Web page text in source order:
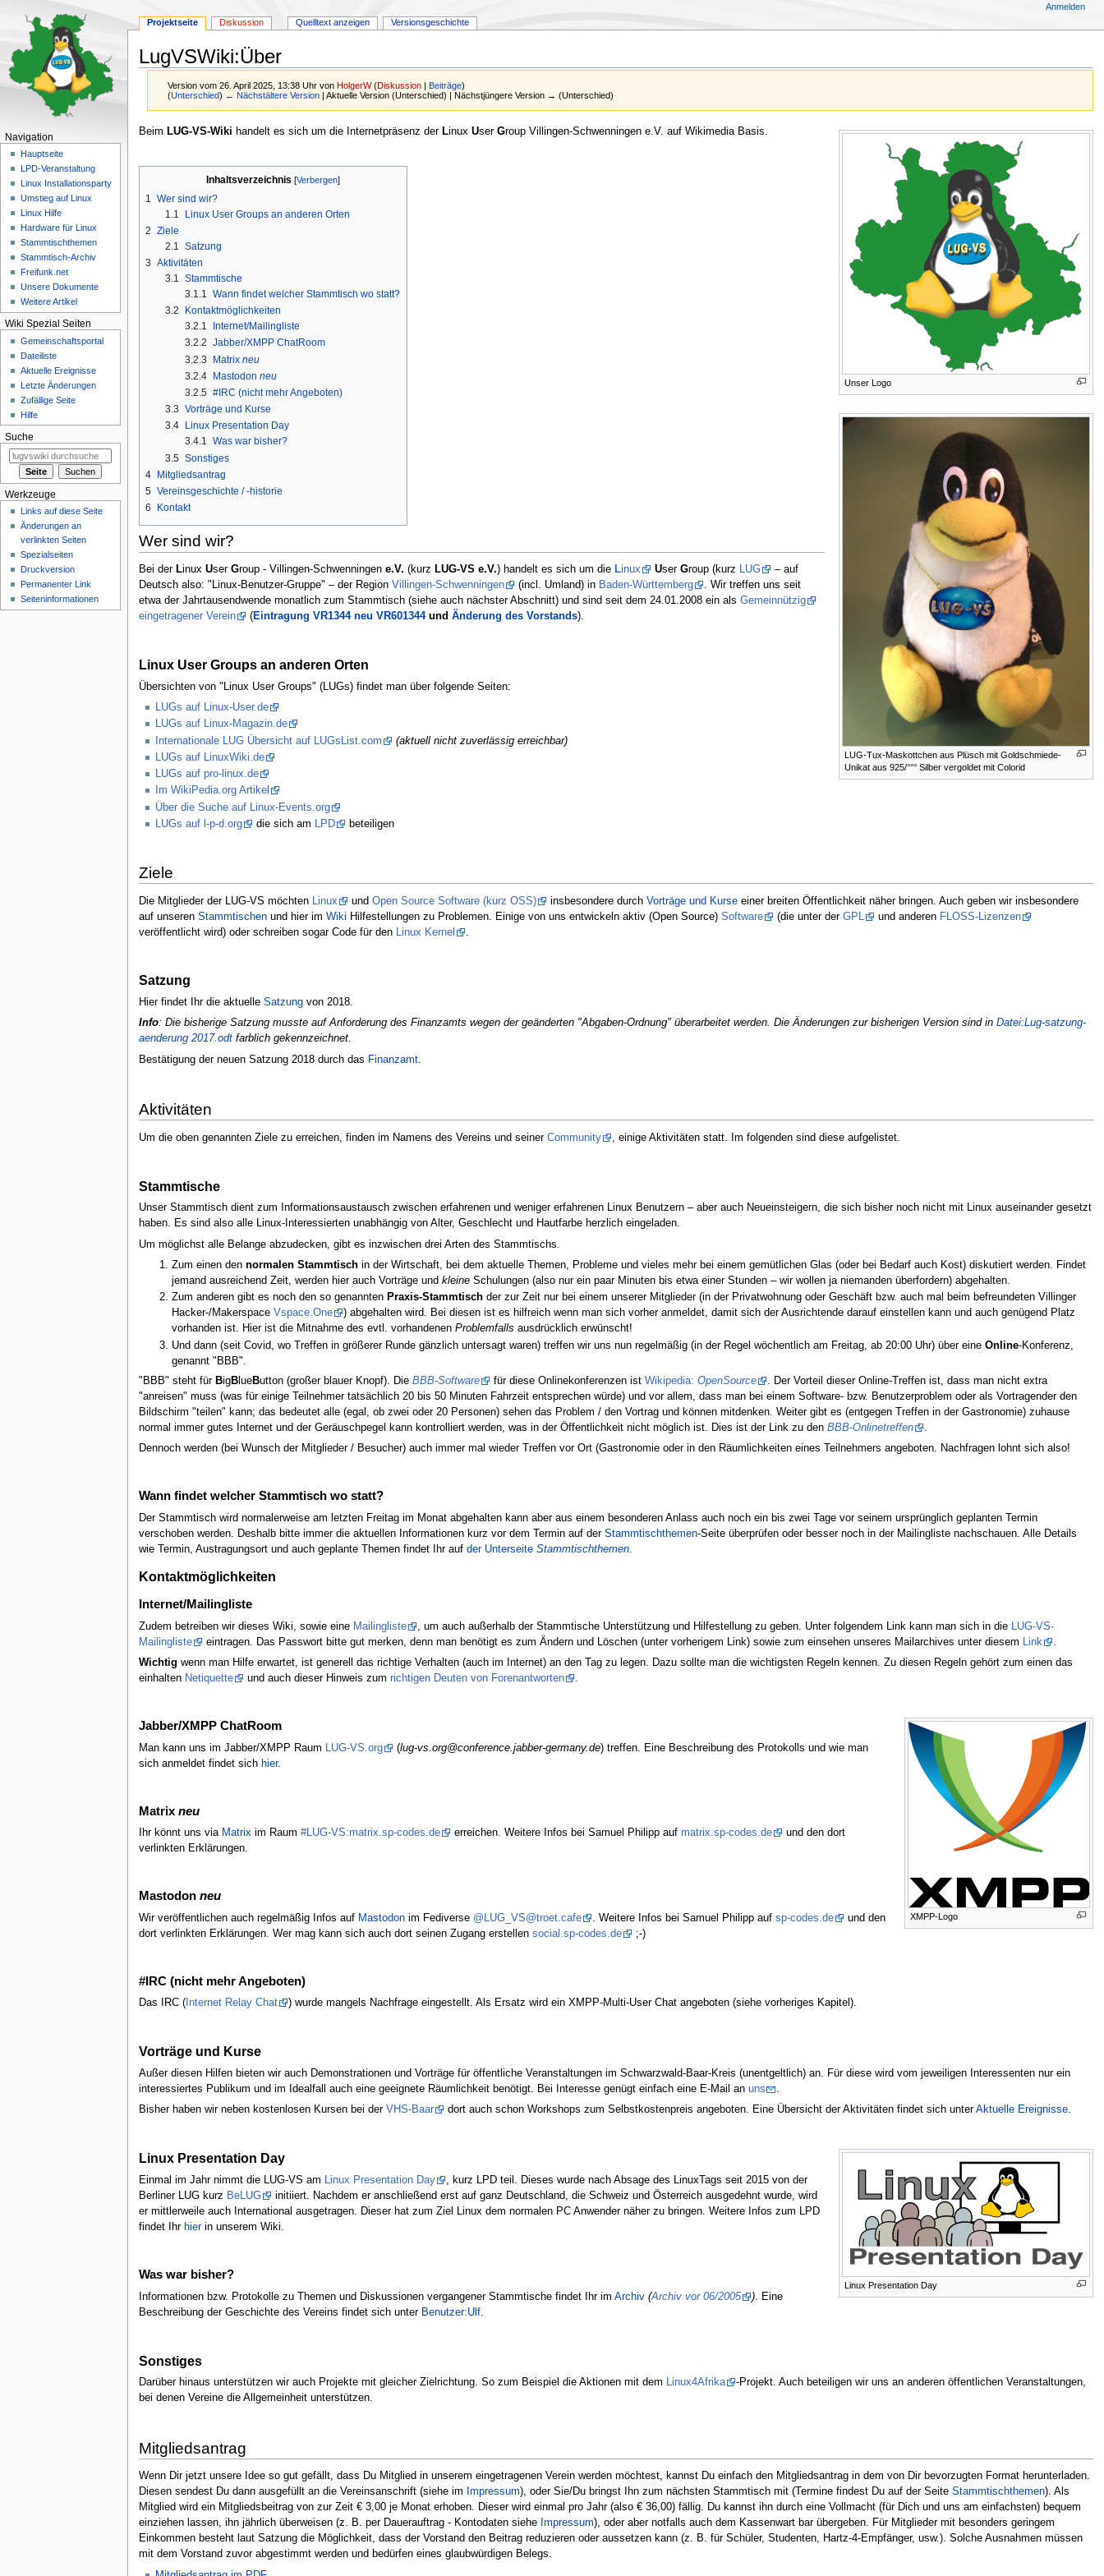
LugVSWiki:Über
Version vom 26. April 2025, 13:38 Uhr von HolgerW (Diskussion Beiträge)
(Unterschied) ← Nächstältere Version | Aktuelle Version (Unterschied) | Nächstjüngere Version → (Unterschied)
Zur
Zur
Unser Logo
Beim LUG-VS-Wiki handelt es sich um die Internetpräsenz der Linux User Group Villingen-Schwenningen e.V. auf Wikimedia Basis.
LUG-Tux-Maskottchen aus Plüsch mit Goldschmiede-
Unikat aus 925/°°° Silber vergoldet mit Colorid
Inhaltsverzeichnis
1
Wer sind wir?
1.1
Linux User Groups an anderen Orten
2 Ziele
2.1
Satzung
3 Aktivitäten
3.1 Stammtische
3.1.1 Wann findet welcher Stammtisch wo statt?
3.2
Kontaktmöglichkeiten
3.2.1
Internet/Mailingliste
3.2.2 Jabber/XMPP ChatRoom
3.2.3
Matrix neu
3.2.4 Mastodon neu
3.2.5 #IRC (nicht mehr Angeboten)
3.3 Vorträge und Kurse
3.4
Linux Presentation Day
3.4.1 Was war bisher?
3.5 Sonstiges
4 Mitgliedsantrag
5 Vereinsgeschichte / -historie
6
Kontakt
Wer sind wir?
Bei der Linux User Group - Villingen-Schwenningen e.V. (kurz LUG-VS e.V.) handelt es sich um die Linux User Group (kurz LUG
– auf
Deutsch also: "Linux-Benutzer-Gruppe" – der Region Villingen-Schwenningen (incl. Umland) in Baden-Württemberg
. Wir treffen uns seit
etwa der Jahrtausendwende monatlich zum Stammtisch (siehe auch nächster Abschnitt) und sind seit dem 24.01.2008 ein als Gemeinnützig
eingetragener Verein
(Eintragung VR1344 neu VR601344und Änderung des Vorstands).
Linux User Groups an anderen Orten
Übersichten von "Linux User Groups" (LUGs) findet man über folgende Seiten:
LUGs auf Linux-User.de
LUGs auf Linux-Magazin.de
Internationale LUG Übersicht auf LUGsList.com
(aktuell nicht zuverlässig erreichbar)
LUGs auf LinuxWiki.de
LUGs auf pro-linux.de
Im WikiPedia.org Artikel
Über die Suche auf Linux-Events.org
LUGs auf l-p-d.org
die sich am LPD beteiligen
Ziele
Die Mitglieder der LUG-VS möchten Linux und Open Source Software (kurz OSS) insbesondere durch Vorträge und Kurseeiner breiten Öffentlichkeit näher bringen. Auch geben wir insbesondere
auf unseren Stammtischenund hier im Wiki Hilfestellungen zu Problemen. Einige von uns entwickeln aktiv (Open Source) Software (die unter der GPL und anderen FLOSS-Lizenzen
veröffentlicht wird) oder schreiben sogar Code für den
Linux Kernel
Satzung
Hier findet Ihr die aktuelle Satzungvon 2018.
Info: Die bisherige Satzung musste auf Anforderung des Finanzamts wegen der geänderten "Abgaben-Ordnung" überarbeitet werden. Die Änderungen zur bisherigen Version sind in Datei:Lug-satzung-
aenderung 2017.odtfarblich gekennzeichnet.
Bestätigung der neuen Satzung 2018 durch das Finanzamt.
Aktivitäten
Um die oben genannten Ziele zu erreichen, finden im Namens des Vereins und seiner Community , einige Aktivitäten statt. Im folgenden sind diese aufgelistet.
Stammtische
Unser Stammtisch dient zum Informationsaustausch zwischen erfahrenen und weniger erfahrenen Linux Benutzern – aber auch Neueinsteigern, die sich bisher noch nicht mit Linux auseinander gesetzt
haben. Es sind also alle Linux-Interessierten unabhängig von Alter, Geschlecht und Hautfarbe herzlich eingeladen.
Um möglichst alle Belange abzudecken, gibt es inzwischen drei Arten des Stammtischs.
Zum einen dennormalen Stammtisch in der Wirtschaft, bei dem aktuelle Themen, Probleme und vieles mehr bei einem gemütlichen Glas (oder bei Bedarf auch Kost) diskutiert werden. Findet
jemand ausreichend Zeit, werden hier auch Vorträge undkleine Schulungen (also nur ein paar Minuten bis etwa einer Stunden – wir wollen ja niemanden überfordern) abgehalten.
Zum anderen gibt es noch den so genannten Praxis-Stammtisch der zur Zeit nur bei einem unserer Mitglieder (in der Privatwohnung oder Geschäft bzw. auch mal beim befreundeten Villinger
Hacker-/MakerspaceVspace.One
) abgehalten wird. Bei diesen ist es hilfreich wenn man sich vorher anmeldet, damit sich der Ausrichtende darauf einstellen kann und auch genügend Platz
vorhanden ist. Hier ist die Mitnahme des evtl. vorhandenenProblemfalls ausdrücklich erwünscht!
Und dann (seit Covid, wo Treffen in größerer Runde gänzlich untersagt waren) treffen wir uns nun regelmäßig (in der Regel wöchentlich am Freitag, ab 20:00 Uhr) über eineOnline-Konferenz,
genannt "BBB".
"BBB" steht für BigBlueButton (großer blauer Knopf). Die BBB-Software für diese Onlinekonferenzen ist Wikipedia: OpenSource
. Der Vorteil dieser Online-Treffen ist, dass man nicht extra
"anreisen" muss (was für einige Teilnehmer tatsächlich 20 bis 50 Minuten Fahrzeit entsprechen würde) und vor allem, dass man bei einem Software- bzw. Benutzerproblem oder als Vortragender den
Bildschirm "teilen" kann; das bedeutet alle (egal, ob zwei oder 20 Personen) sehen das Problem / den Vortrag und können mitdenken. Weiter gibt es (entgegen Treffen in der Gastronomie) zuhause
normal immer gutes Internet und der Geräuschpegel kann kontrolliert werden, was in der Öffentlichkeit nicht möglich ist. Dies ist der Link zu den BBB-Onlinetreffen
Dennoch werden (bei Wunsch der Mitglieder / Besucher) auch immer mal wieder Treffen vor Ort (Gastronomie oder in den Räumlichkeiten eines Teilnehmers angeboten. Nachfragen lohnt sich also!
Wann findet welcher Stammtisch wo statt?
Der Stammtisch wird normalerweise am letzten Freitag im Monat abgehalten kann aber aus einem besonderen Anlass auch noch ein bis zwei Tage vor seinem ursprünglich geplanten Termin
verschoben werden. Deshalb bitte immer die aktuellen Informationen kurz vor dem Termin auf der Stammtischthemen-Seite überprüfen oder besser noch in der Mailingliste nachschauen. Alle Details
wie Termin, Austragungsort und auch geplante Themen findet Ihr auf der Unterseite Stammtischthemen.
Kontaktmöglichkeiten
Internet/Mailingliste
Zudem betreiben wir dieses Wiki, sowie eine Mailingliste , um auch außerhalb der Stammtische Unterstützung und Hilfestellung zu geben. Unter folgendem Link kann man sich in die
LUG-VS-
Mailingliste
eintragen. Das Passwort bitte gut merken, denn man benötigt es zum Ändern und Löschen (unter vorherigem Link) sowie zum einsehen unseres Mailarchives unter diesem Link
Wichtig wenn man Hilfe erwartet, ist generell das richtige Verhalten (auch im Internet) an den Tag zu legen. Dazu sollte man die wichtigsten Regeln kennen. Zu diesen Regeln gehört zum einen das
einhalten Netiquette und auch dieser Hinweis zum richtigen Deuten von Forenantworten .
XMPP-Logo
Jabber/XMPP ChatRoom
Man kann uns im Jabber/XMPP Raum LUG-VS.org (lug-vs.org@conference.jabber-germany.de) treffen. Eine Beschreibung des Protokolls und wie man
sich anmeldet findet sich hier.
Matrix neu
Ihr könnt uns via Matrixim Raum #LUG-VS:matrix.sp-codes.de erreichen. Weitere Infos bei Samuel Philipp auf matrix.sp-codes.de
und den dort
verlinkten Erklärungen.
Mastodon neu
Wir veröffentlichen auch regelmäßig Infos auf Mastodonim Fediverse @LUG_VS@troet.cafe . Weitere Infos bei Samuel Philipp auf sp-codes.de
und den
dort verlinkten Erklärungen. Wer mag kann sich auch dort seinen Zugang erstellen social.sp-codes.de ;-)
#IRC (nicht mehr Angeboten)
Das IRC (Internet Relay Chat ) wurde mangels Nachfrage eingestellt. Als Ersatz wird ein XMPP-Multi-User Chat angeboten (siehe vorheriges Kapitel).
Vorträge und Kurse
Außer diesen Hilfen bieten wir auch Demonstrationen und Vorträge für öffentliche Veranstaltungen im Schwarzwald-Baar-Kreis (unentgeltlich) an. Für diese wird vom jeweiligen Interessenten nur ein
interessiertes Publikum und im Idealfall auch eine geeignete Räumlichkeit benötigt. Bei Interesse genügt einfach eine E-Mail an uns
.
Bisher haben wir neben kostenlosen Kursen bei der VHS-Baar dort auch schon Workshops zum Selbstkostenpreis angeboten. Eine Übersicht der Aktivitäten findet sich unterAktuelle Ereignisse.
Linux Presentation Day
Linux Presentation Day
Einmal im Jahr nimmt die LUG-VS am Linux Presentation Day
, kurz LPD teil. Dieses wurde nach Absage des LinuxTags seit 2015 von der
Berliner LUG kurz BeLUG
initiiert. Nachdem er anschließend erst auf ganz Deutschland, die Schweiz und Österreich ausgedehnt wurde, wird
er mittlerweile auch International ausgetragen. Dieser hat zum Ziel Linux dem normalen PC Anwender näher zu bringen. Weitere Infos zum LPD
findet Ihr hierin unserem Wiki.
Was war bisher?
Informationen bzw. Protokolle zu Themen und Diskussionen vergangener Stammtische findet Ihr im Archiv (Archiv vor 06/2005 ). Eine
Beschreibung der Geschichte des Vereins findet sich unter Benutzer:Ulf.
Sonstiges
Darüber hinaus unterstützen wir auch Projekte mit gleicher Zielrichtung. So zum Beispiel die Aktionen mit dem Linux4Afrika
-Projekt. Auch beteiligen wir uns an anderen öffentlichen Veranstaltungen,
bei denen Vereine die Allgemeinheit unterstützen.
Mitgliedsantrag
Wenn Dir jetzt unsere Idee so gut gefällt, dass Du Mitglied in unserem eingetragenen Verein werden möchtest, kannst Du einfach den Mitgliedsantrag in dem von Dir bevorzugten Format herunterladen.
Diesen sendest Du dann ausgefüllt an die Vereinsanschrift (siehe im
Impressum), oder Sie/Du bringst Ihn zum nächsten Stammtisch mit (Termine findest Du auf der Seite Stammtischthemen). Als
Mitglied wird ein Mitgliedsbeitrag von zur Zeit € 3,00 je Monat erhoben. Dieser wird einmal pro Jahr (also € 36,00) fällig. Du kannst ihn durch eine Vollmacht (für Dich und uns am einfachsten) bequem
einziehen lassen, ihn jährlich überweisen (z. B. per Dauerauftrag - Kontodaten siehe Impressum), oder aber notfalls auch dem Kassenwart bar übergeben. Für Mitglieder mit besonders geringem
Einkommen besteht laut Satzung die Möglichkeit, dass der Vorstand den Beitrag reduzieren oder aussetzen kann (z. B. für Schüler, Studenten, Hartz-4-Empfänger, usw.). Solche Ausnahmen müssen
mit dem Vorstand zuvor abgestimmt werden und bedürfen eines glaubwürdigen Belegs.
Projektseite Diskussion Quelltext anzeigen Versionsgeschichte
Anmelden
Navigation
Hauptseite
LPD-Veranstaltung
Linux Installationsparty
Umstieg auf Linux
Linux Hilfe
Hardware für Linux
Stammtischthemen
Stammtisch-Archiv
Freifunk.net
Unsere Dokumente
Weitere Artikel
Wiki Spezial Seiten
Gemeinschafts­portal
Dateiliste
Aktuelle Ereignisse
Letzte Änderungen
Zufällige Seite
Hilfe
Suche
Werkzeuge
Links auf diese Seite
Änderungen an
verlinkten Seiten
Spezialseiten
Druckversion
Permanenter Link
Seiten­informationen